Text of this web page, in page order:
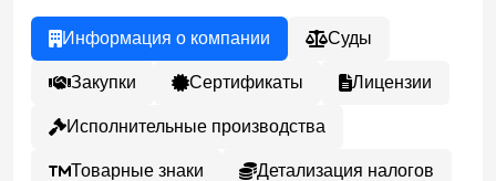
Информация о компании Суды
Закупки Сертификаты Лицензии
Исполнительные производства
Товарные знаки Детализация налогов